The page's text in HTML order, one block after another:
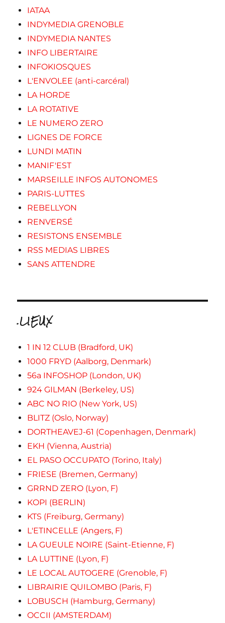
IATAA
INDYMEDIA GRENOBLE
INDYMEDIA NANTES
INFO LIBERTAIRE
INFOKIOSQUES
L'ENVOLEE (anti-carcéral)
LA HORDE
LA ROTATIVE
LE NUMERO ZERO
LIGNES DE FORCE
LUNDI MATIN
MANIF'EST
MARSEILLE INFOS AUTONOMES
PARIS-LUTTES
REBELLYON
RENVERSÉ
RESISTONS ENSEMBLE
RSS MEDIAS LIBRES
SANS ATTENDRE
.LIEUX
1 IN 12 CLUB (Bradford, UK)
1000 FRYD (Aalborg, Denmark)
56a INFOSHOP (London, UK)
924 GILMAN (Berkeley, US)
ABC NO RIO (New York, US)
BLITZ (Oslo, Norway)
DORTHEAVEJ-61 (Copenhagen, Denmark)
EKH (Vienna, Austria)
EL PASO OCCUPATO (Torino, Italy)
FRIESE (Bremen, Germany)
GRRND ZERO (Lyon, F)
KOPI (BERLIN)
KTS (Freiburg, Germany)
L'ETINCELLE (Angers, F)
LA GUEULE NOIRE (Saint-Etienne, F)
LA LUTTINE (Lyon, F)
LE LOCAL AUTOGERE (Grenoble, F)
LIBRAIRIE QUILOMBO (Paris, F)
LOBUSCH (Hamburg, Germany)
OCCII (AMSTERDAM)